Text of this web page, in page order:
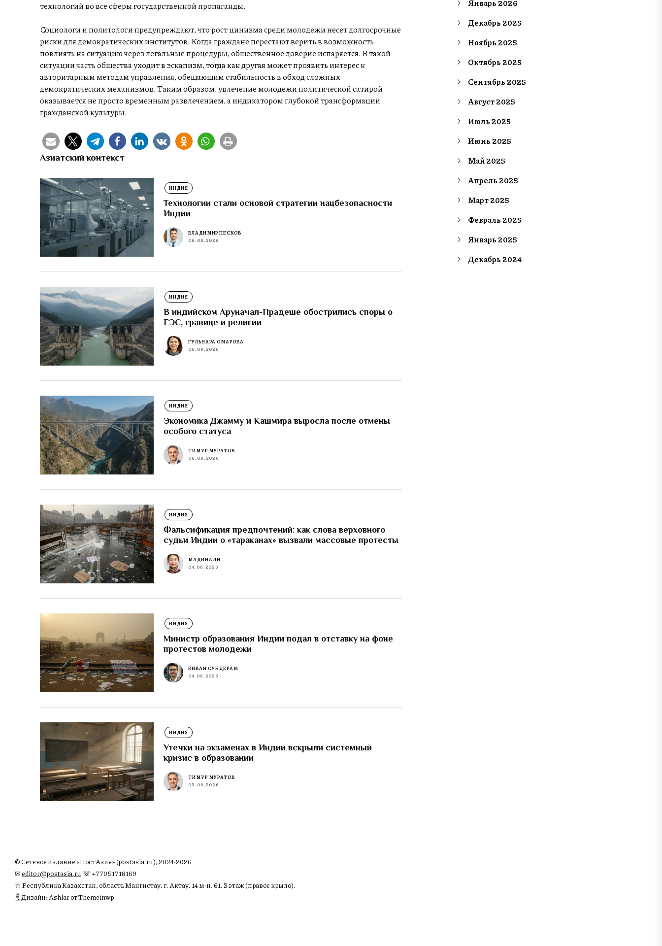
технологий во все сферы государственной пропаганды.
Социологи и политологи предупреждают, что рост цинизма среди молодежи несет долгосрочные
риски для демократических институтов. Когда граждане перестают верить в возможность
повлиять на ситуацию через легальные процедуры, общественное доверие испаряется. В такой
ситуации часть общества уходит в эскапизм, тогда как другая может проявить интерес к
авторитарным методам управления, обещающим стабильность в обход сложных
демократических механизмов. Таким образом, увлечение молодежи политической сатирой
оказывается не просто временным развлечением, а индикатором глубокой трансформации
гражданской культуры.
Азиатский контекст
ИНДИЯ
Технологии стали основой стратегии нацбезопасности
Индии
ВЛАДИМИР ПЕСКОВ
06.08.2026
ИНДИЯ
В индийском Аруначал-Прадеше обострились споры о
ГЭС, границе и религии
ГУЛЬНАРА ОМАРОВА
06.08.2026
ИНДИЯ
Экономика Джамму и Кашмира выросла после отмены
особого статуса
ТИМУР МУРАТОВ
06.08.2026
ИНДИЯ
Фальсификация предпочтений: как слова верховного
судьи Индии о «тараканах» вызвали массовые протесты
МАДИНА ЛИ
04.08.2026
ИНДИЯ
Министр образования Индии подал в отставку на фоне
протестов молодежи
ВИВАН СУНДЕРАМ
04.08.2026
ИНДИЯ
Утечки на экзаменах в Индии вскрыли системный
кризис в образовании
ТИМУР МУРАТОВ
03.08.2026
Январь 2026
Декабрь 2025
Ноябрь 2025
Октябрь 2025
Сентябрь 2025
Август 2025
Июль 2025
Июнь 2025
Май 2025
Апрель 2025
Март 2025
Февраль 2025
Январь 2025
Декабрь 2024
© Сетевое издание «ПостАзия» (postasia.ru), 2024-2026
✉︎editor@postasia.ru ☏ +77051718169
☆ Республика Казахстан, область Мангистау, г. Актау, 14 м-н, 61, 3 этаж (правое крыло).
🗒 Дизайн: Ashlar от Themeinwp